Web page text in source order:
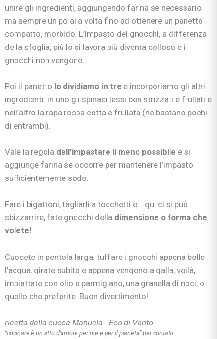
unire gli ingredienti, aggiungendo farina se necessario
ma sempre un pò alla volta fino ad ottenere un panetto
compatto, morbido. L’impasto dei gnocchi, a differenza
della sfoglia, più lo si lavora più diventa colloso e i
gnocchi non vengono.
Poi il panetto lo dividiamo in tre e incorporiamo gli altri
ingredienti: in uno gli spinaci lessi ben strizzati e frullati e
nell’altro la rapa rossa cotta e frullata (ne bastano pochi
di entrambi).
Vale la regola dell’impastare il meno possibile e si
aggiunge farina se occorre per mantenere l’impasto
sufficientemente sodo.
Fare i bigattoni, tagliarli a tocchetti e... qui ci si può
sbizzarrire, fate gnocchi della dimensione o forma che
volete!
Cuocete in pentola larga: tuffare i gnocchi appena bolle
l’acqua, girate subito e appena vengono a galla, voilà,
impiattate con olio e parmigiano, una granella di noci, o
quello che preferite. Buon divertimento!
ricetta della cuoca Manuela - Eco di Vento
“cucinare è un atto d’amore per me e per il pianeta” per contatti: